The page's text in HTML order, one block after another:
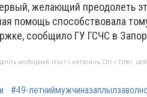
желающий преодолеть
помощь способствовала
сообщило ГУ ГСЧС в
необхідний текст і натисніть Ctrl + Enter,
#49-